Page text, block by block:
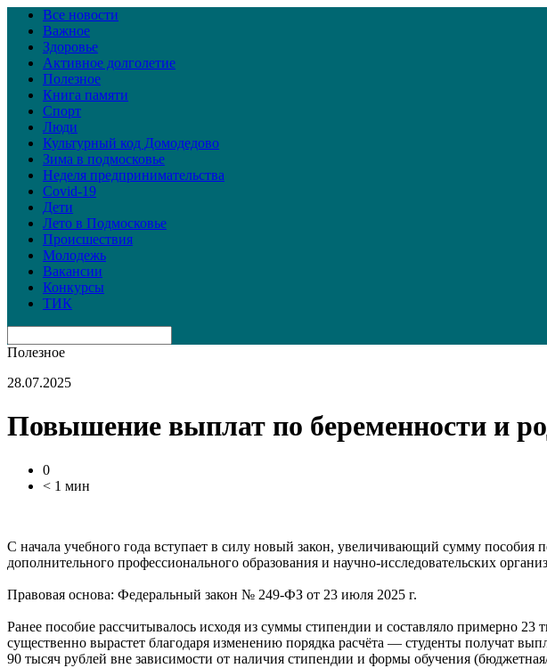
Все новости
Важное
Здоровье
Активное долголетие
Полезное
Книга памяти
Спорт
Люди
Культурный код Домодедово
Зима в подмосковье
Неделя предпринимательства
Covid-19
Дети
Лето в Подмосковье
Происшествия
Молодежь
Вакансии
Конкурсы
ТИК
Полезное
28.07.2025
Повышение выплат по беременности и
0
< 1 мин
С начала учебного года вступает в силу новый закон, увеличивающий сумму
дополнительного профессионального образования и научно-исследовательских
Правовая основа: Федеральный закон № 249-ФЗ от 23 июля 2025 г.
Ранее пособие рассчитывалось исходя из суммы стипендии и составляло примерно
существенно вырастет благодаря изменению порядка расчёта — студенты получат
90 тысяч рублей вне зависимости от наличия стипендии и формы обучения